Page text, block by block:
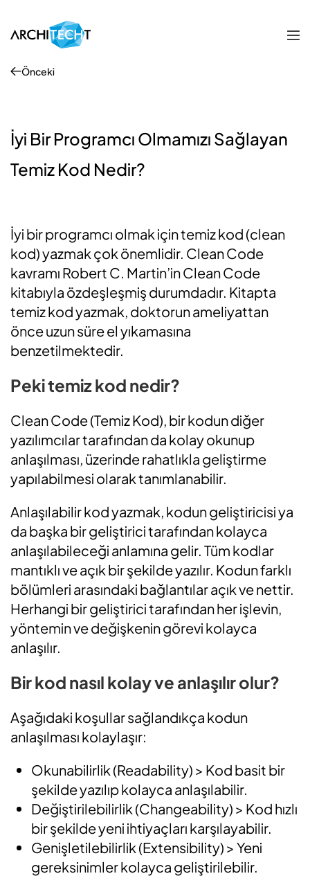
Önceki
İyi Bir Programcı Olmamızı Sağlayan
Temiz Kod Nedir?
İyi bir programcı olmak için temiz kod (clean
kod) yazmak çok önemlidir. Clean Code
kavramı Robert C. Martin’in Clean Code
kitabıyla özdeşleşmiş durumdadır. Kitapta
temiz kod yazmak, doktorun ameliyattan
önce uzun süre el yıkamasına
benzetilmektedir.
Peki temiz kod nedir?
Clean Code (Temiz Kod), bir kodun diğer
yazılımcılar tarafından da kolay okunup
anlaşılması, üzerinde rahatlıkla geliştirme
yapılabilmesi olarak tanımlanabilir.
Anlaşılabilir kod yazmak, kodun geliştiricisi ya
da başka bir geliştirici tarafından kolayca
anlaşılabileceği anlamına gelir. Tüm kodlar
mantıklı ve açık bir şekilde yazılır. Kodun farklı
bölümleri arasındaki bağlantılar açık ve nettir.
Herhangi bir geliştirici tarafından her işlevin,
yöntemin ve değişkenin görevi kolayca
anlaşılır.
Bir kod nasıl kolay ve anlaşılır olur?
Aşağıdaki koşullar sağlandıkça kodun
anlaşılması kolaylaşır:
Okunabilirlik (Readability) > Kod basit bir
şekilde yazılıp kolayca anlaşılabilir.
Değiştirilebilirlik (Changeability) > Kod hızlı
bir şekilde yeni ihtiyaçları karşılayabilir.
Genişletilebilirlik (Extensibility) > Yeni
gereksinimler kolayca geliştirilebilir.